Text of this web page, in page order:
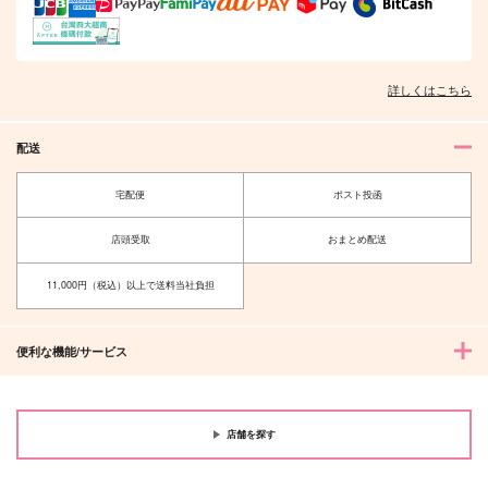
我侭一つ願うなら
白霜亭
472
燭台切光忠×歌仙兼定
カート
Shared File
1,001
へし切長谷部×燭台切光忠
カート
すのーぽて《通常版》
（税込）
刀剣乱舞
小竜景光
カート
詳しくはこちら
配送
宅配便 ポスト投函
店頭受取 おまとめ配送
11,000円（税込）以上で送料当社負担
便利な機能/サービス
店舗を探す